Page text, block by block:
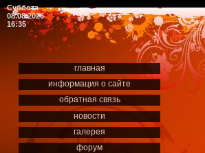
Суббота
08.08.2026
16:35
главная
информация о сайте
обратная связь
новости
галерея
форум